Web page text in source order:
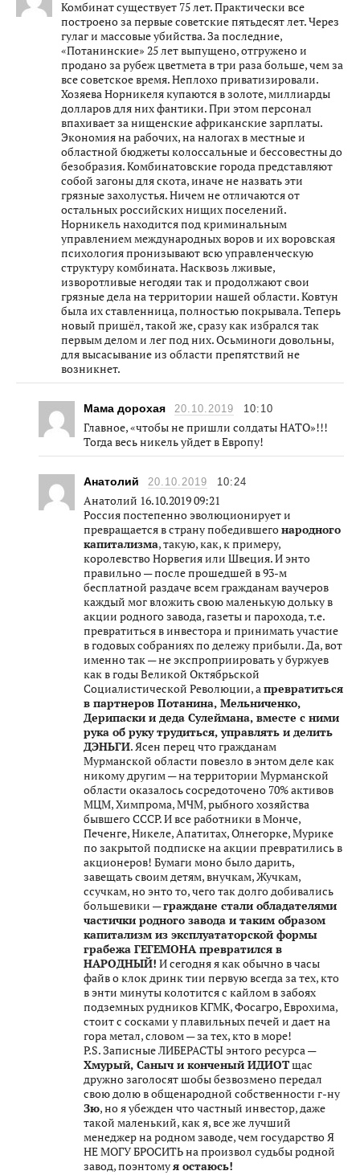
Комбинат существует 75 лет. Практически все
построено за первые советские пятьдесят лет. Через
гулаг и массовые убийства. За последние,
«Потанинские» 25 лет выпущено, отгружено и
продано за рубеж цветмета в три раза больше, чем за
все советское время. Неплохо приватизировали.
Хозяева Норникеля купаются в золоте, миллиарды
долларов для них фантики. При этом персонал
впахивает за нищенские африканские зарплаты.
Экономия на рабочих, на налогах в местные и
областной бюджеты колоссальные и бессовестны до
безобразия. Комбинатовские города представляют
собой загоны для скота, иначе не назвать эти
грязные захолустья. Ничем не отличаются от
остальных российских нищих поселений.
Норникель находится под криминальным
управлением международных воров и их воровская
психология пронизывают всю управленческую
структуру комбината. Насквозь лживые,
изворотливые негодяи так и продолжают свои
грязные дела на территории нашей области. Ковтун
была их ставленница, полностью покрывала. Теперь
новый пришёл, такой же, сразу как избрался так
первым делом и лег под них. Осьминоги довольны,
для высасывание из области препятствий не
возникнет.
Мама дорохая 20.10.2019 10:10
Главное, «чтобы не пришли солдаты НАТО»!!!
Тогда весь никель уйдет в Европу!
Анатолий 20.10.2019 10:24
Анатолий 16.10.2019 09:21
Россия постепенно эволюционирует и
превращается в страну победившегонародного
капитализма, такую, как, к примеру,
королевство Норвегия или Швеция. И энто
правильно — после прошедшей в 93-м
бесплатной раздаче всем гражданам ваучеров
каждый мог вложить свою маленькую дольку в
акции родного завода, газеты и парохода, т.е.
превратиться в инвестора и принимать участие
в годовых собраниях по дележу прибыли. Да, вот
именно так — не экспроприировать у буржуев
как в годы Великой Октябрьской
Социалистической Революции, апревратиться
в партнеров Потанина, Мельниченко,
Дерипаски и деда Сулеймана, вместе с ними
рука об руку трудиться, управлять и делить
ДЭНЬГИ. Ясен перец что гражданам
Мурманской области повезло в энтом деле как
никому другим — на территории Мурманской
области оказалось сосредоточено 70% активов
МЦМ, Химпрома, МЧМ, рыбного хозяйства
бывшего СССР. И все работники в Монче,
Печенге, Никеле, Апатитах, Олнегорке, Мурике
по закрытой подписке на акции превратились в
акционеров! Бумаги моно было дарить,
завещать своим детям, внучкам, Жучкам,
ссучкам, но энто то, чего так долго добивались
большевики —граждане стали обладателями
частички родного завода и таким образом
капитализм из эксплуататорской формы
грабежа ГЕГЕМОНА превратился в
НАРОДНЫЙ! И сегодня я как обычно в часы
файв о клок дринк тии первую всегда за тех, кто
в энти минуты колотится с кайлом в забоях
подземных рудников КГМК, Фосагро, Еврохима,
стоит с сосками у плавильных печей и дает на
гора метал, словом — за тех, кто в море!
P.S. Записные ЛИБЕРАСТЫ энтого ресурса —
Хмурый, Саныч и конченый ИДИОТщас
дружно заголосят шобы безвозмено передал
свою долю в общенародной собственности г-ну
Зю, но я убежден что частный инвестор, даже
такой маленький, как я, все же лучший
менеджер на родном заводе, чем государство Я
НЕ МОГУ БРОСИТЬ на произвол судьбы родной
завод, поэнтомуя остаюсь!